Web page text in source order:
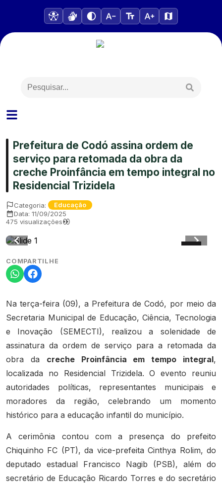
Prefeitura de Codó assina ordem de
serviço para retomada da obra da
creche Proinfância em tempo integral no
Residencial Trizidela
Categoria: Educação
Data: 11/09/2025
475 visualizações
COMPARTILHE
Na terça-feira (09), a Prefeitura de Codó, por meio da
Secretaria Municipal de Educação, Ciência, Tecnologia
e Inovação (SEMECTI), realizou a solenidade de
assinatura da ordem de serviço para a retomada da
obra da creche Proinfância em tempo integral,
localizada no Residencial Trizidela. O evento reuniu
autoridades políticas, representantes municipais e
moradores da região, celebrando um momento
histórico para a educação infantil do município.
A cerimônia contou com a presença do prefeito
Chiquinho FC (PT), da vice-prefeita Cinthya Rolim, do
deputado estadual Francisco Nagib (PSB), além do
secretário de Educação Ricardo Torres e do secretário